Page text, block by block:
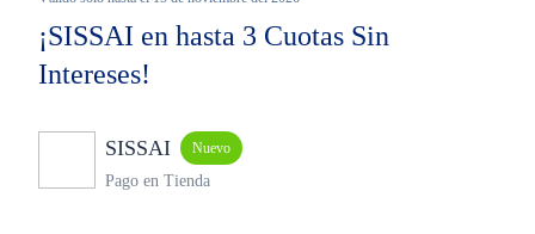
¡SISSAI en hasta 3 Cuotas Sin
Intereses!
SISSAI Nuevo
Pago en Tienda